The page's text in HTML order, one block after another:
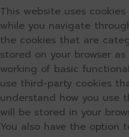
This website uses
while you navigate
the cookies that are
stored on your browser
working of basic
use third-party cookies
understand how you use
will be stored in your
You also have the option